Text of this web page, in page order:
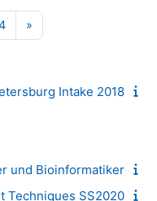
2 3
Страница 4
»
Intake 2018
und Bioinformatiker
Techniques SS2020